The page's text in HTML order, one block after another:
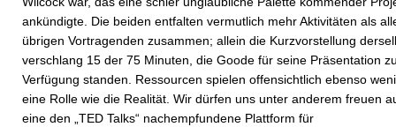
ankündigte. Die beiden entfalten vermutlich mehr Aktivitäten als
übrigen Vortragenden zusammen; allein die Kurzvorstellung
verschlang 15 der 75 Minuten, die Goode für seine Präsentation
Verfügung standen. Ressourcen spielen offensichtlich ebenso
eine Rolle wie die Realität. Wir dürfen uns unter anderem freuen
eine den „TED Talks“ nachempfundene Plattform für